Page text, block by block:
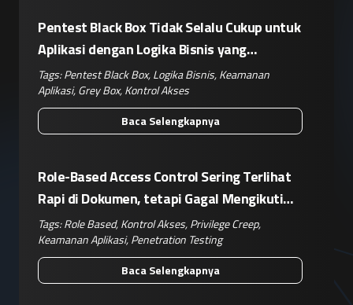
Pentest Black Box Tidak Selalu Cukup untuk
Aplikasi dengan Logika Bisnis yang
Kompleks
Tags:Pentest Black Box,Logika Bisnis,Keamanan
Aplikasi,Grey Box,Kontrol Akses
Baca Selengkapnya
Role-Based Access Control Sering Terlihat
Rapi di Dokumen, tetapi Gagal Mengikuti
Operasional Nyata
Tags:Role Based,Kontrol Akses,Privilege Creep,
Keamanan Aplikasi,Penetration Testing
Baca Selengkapnya